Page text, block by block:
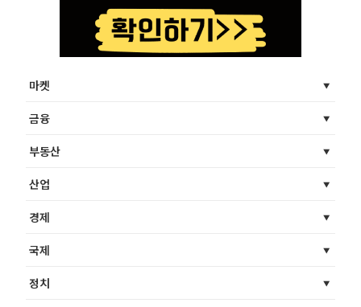
마켓
금융
부동산
산업
경제
국제
정치